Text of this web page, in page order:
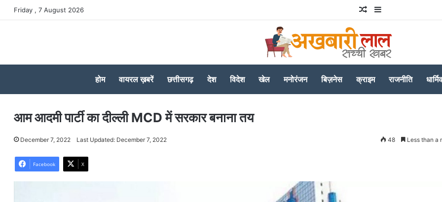
Friday , 7 August 2026 Random Article
Sidebar
होम वायरल ख़बरें छत्तीसगढ़ देश विदेश खेल मनोरंजन बिज़नेस क्राइम राजनीति
आम आदमी पार्टी का दील्ली MCD में सरकार बनाना तय
December 7, 2022 Last Updated: December 7, 2022 48 Less than a
Facebook X